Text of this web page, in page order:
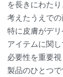
を長きにわた
考えたうえでの
特に皮膚がデ
アイテムに関
必要性を重要
製品のひとつで